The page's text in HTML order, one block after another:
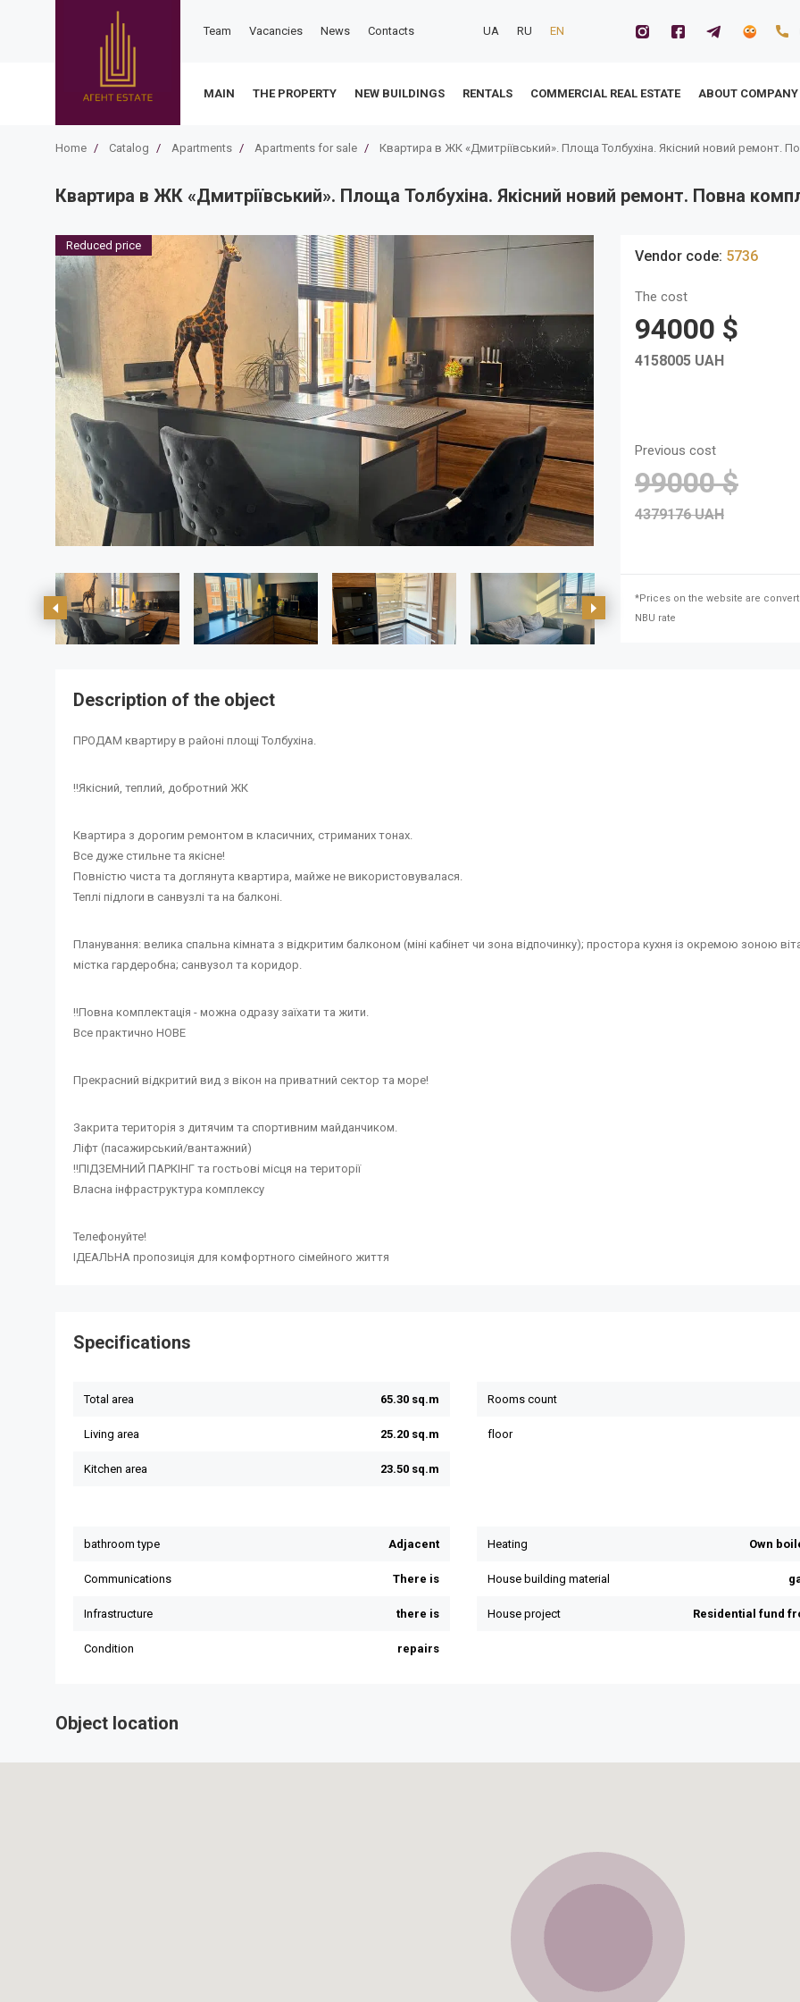
Team Vacancies News Contacts UA RU EN
MAIN THE PROPERTY NEW BUILDINGS RENTALS COMMERCIAL REAL ESTATE ABOUT COMPANY
Home / Catalog / Apartments / Apartments for sale / Квартира в ЖК «Дмитріївський». Площа Толбухіна. Якісний новий ремонт.
Квартира в ЖК «Дмитріївський». Площа Толбухіна. Якісний новий ремонт. Повна
Reduced price
Vendor code: 5736
The cost
94000 $
4158005 UAH
Previous cost
99000 $
4379176 UAH
*Prices on the website are
NBU rate
Description of the object
ПРОДАМ квартиру в районі площі Толбухіна.
‼️Якісний, теплий, добротний ЖК
Квартира з дорогим ремонтом в класичних, стриманих тонах.
Все дуже стильне та якісне!
Повністю чиста та доглянута квартира, майже не використовувалася.
Теплі підлоги в санвузлі та на балконі.
Планування: велика спальна кімната з відкритим балконом (міні кабінет чи зона відпочинку); простора кухня із окремою зоною
містка гардеробна; санвузол та коридор.
‼️Повна комплектація - можна одразу заїхати та жити.
Все практично НОВЕ
Прекрасний відкритий вид з вікон на приватний сектор та море!
Закрита територія з дитячим та спортивним майданчиком.
Ліфт (пасажирський/вантажний)
‼️ПІДЗЕМНИЙ ПАРКІНГ та гостьові місця на території
Власна інфраструктура комплексу
Телефонуйте!
ІДЕАЛЬНА пропозиція для комфортного сімейного життя
Specifications
Object location